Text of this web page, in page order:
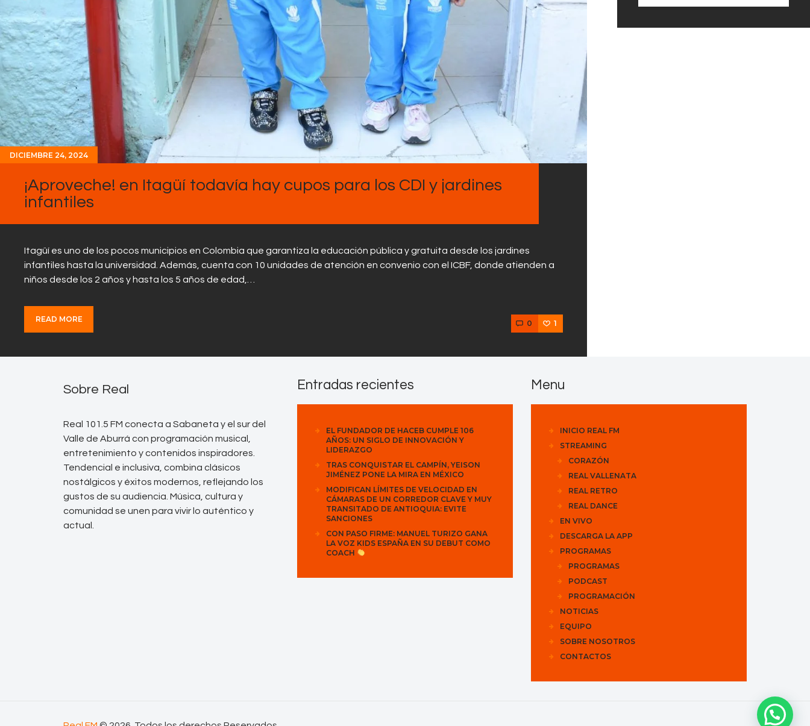
DICIEMBRE 24, 2024
¡Aproveche! en Itagüí todavía hay cupos para los CDI y jardines
infantiles
Itagüí es uno de los pocos municipios en Colombia que garantiza la educación pública y gratuita desde los jardines
infantiles hasta la universidad. Además, cuenta con 10 unidades de atención en convenio con el ICBF, donde atienden a
niños desde los 2 años y hasta los 5 años de edad,…
READ MORE 0 1
Sobre Real
Real 101.5 FM conecta a Sabaneta y el sur del
Valle de Aburrá con programación musical,
entretenimiento y contenidos inspiradores.
Tendencial e inclusiva, combina clásicos
nostálgicos y éxitos modernos, reflejando los
gustos de su audiencia. Música, cultura y
comunidad se unen para vivir lo auténtico y
actual.
Entradas recientes
EL FUNDADOR DE HACEB CUMPLE 106
AÑOS: UN SIGLO DE INNOVACIÓN Y
LIDERAZGO
TRAS CONQUISTAR EL CAMPÍN, YEISON
JIMÉNEZ PONE LA MIRA EN MÉXICO
MODIFICAN LÍMITES DE VELOCIDAD EN
CÁMARAS DE UN CORREDOR CLAVE Y MUY
TRANSITADO DE ANTIOQUIA: EVITE
SANCIONES
CON PASO FIRME: MANUEL TURIZO GANA
LA VOZ KIDS ESPAÑA EN SU DEBUT COMO
COACH
Menu
INICIO REAL FM
STREAMING
CORAZÓN
REAL VALLENATA
REAL RETRO
REAL DANCE
EN VIVO
DESCARGA LA APP
PROGRAMAS
PROGRAMAS
PODCAST
PROGRAMACIÓN
NOTICIAS
EQUIPO
SOBRE NOSOTROS
CONTACTOS